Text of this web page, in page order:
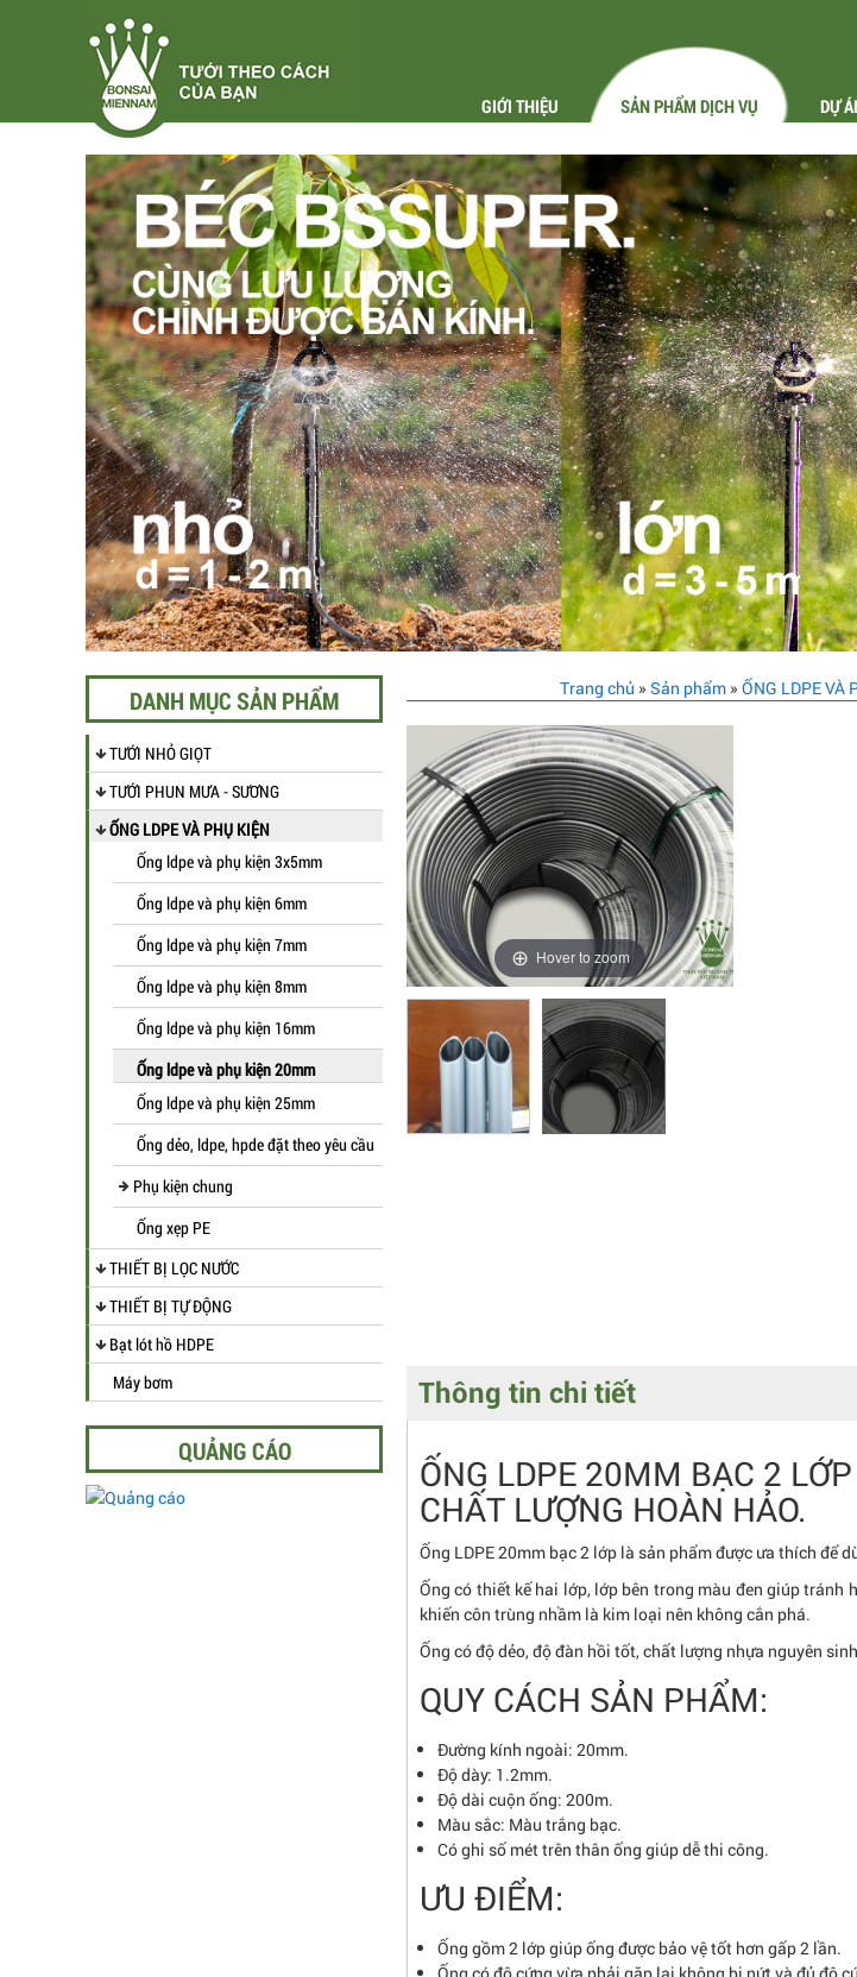
GIỚI THIỆU SẢN PHẨM DỊCH VỤ DỰ
DANH MỤC SẢN PHẨM
TƯỚI NHỎ GIỌT
TƯỚI PHUN MƯA - SƯƠNG
ỐNG LDPE VÀ PHỤ KIỆN
Ống ldpe và phụ kiện 3x5mm
Ống ldpe và phụ kiện 6mm
Ống ldpe và phụ kiện 7mm
Ống ldpe và phụ kiện 8mm
Ống ldpe và phụ kiện 16mm
Ống ldpe và phụ kiện 20mm
Ống ldpe và phụ kiện 25mm
Ống dẻo, ldpe, hpde đặt theo yêu cầu
Phụ kiện chung
Ống xẹp PE
THIẾT BỊ LỌC NƯỚC
THIẾT BỊ TỰ ĐỘNG
Bạt lót hồ HDPE
Máy bơm
QUẢNG CÁO
Trang chủ » Sản phẩm » ỐNG LDPE VÀ
Hover to zoom
Thông tin chi tiết
ỐNG LDPE 20MM BẠC 2
CHẤT LƯỢNG HOÀN HẢO.
Ống LDPE 20mm bạc 2 lớp là sản phẩm được ưa thích
Ống có thiết kế hai lớp, lớp bên trong màu đen giúp
khiến côn trùng nhầm là kim loại nên không cắn phá.
Ống có độ dẻo, độ đàn hồi tốt, chất lượng nhựa nguyên
QUY CÁCH SẢN PHẨM:
Đường kính ngoài: 20mm.
Độ dày: 1.2mm.
Độ dài cuộn ống: 200m.
Màu sắc: Màu trắng bạc.
Có ghi số mét trên thân ống giúp dễ thi công.
ƯU ĐIỂM:
Ống gồm 2 lớp giúp ống được bảo vệ tốt hơn gấp 2 lần.
Ống có độ cứng vừa phải gặp lại không bị nứt và đủ độ